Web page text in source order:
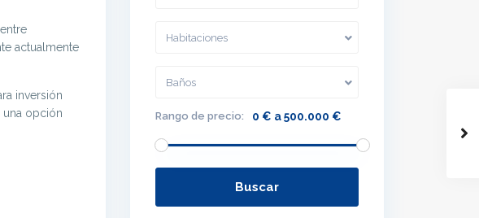
actualmente
inversión
una opción
Habitaciones
Baños
Rango de precio: 0 € a 500.000 €
Buscar